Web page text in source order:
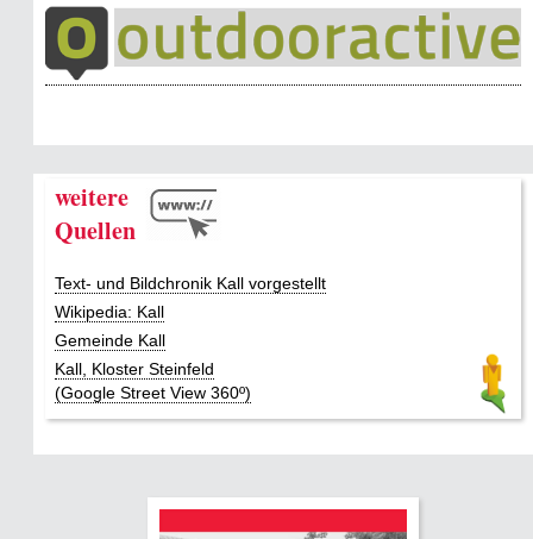
weitere
Quellen
Text- und Bildchronik Kall vorgestellt
Wikipedia: Kall
Gemeinde Kall
Kall, Kloster Steinfeld
(Google Street View 360º)